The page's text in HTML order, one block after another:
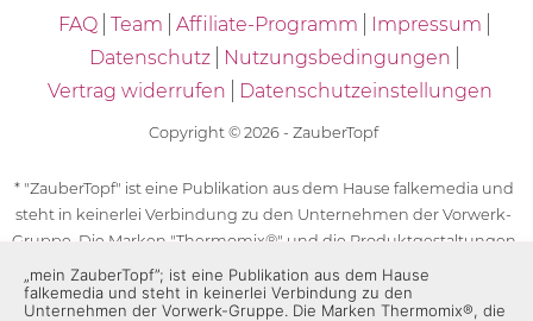
FAQ Team Affiliate-Programm
Impressum
Datenschutz
Nutzungsbedingungen
Vertrag widerrufen
Datenschutzeinstellungen
Copyright © 2026 - ZauberTopf
* "ZauberTopf" ist eine Publikation aus dem Hause falkemedia und
steht in keinerlei Verbindung zu den Unternehmen der Vorwerk-
Gruppe. Die Marken "Thermomix®" und die Produktgestaltungen
des "Thermomix®" sind eingetragene Marken der Unternehmen
der Vorwerk-Gruppe. Die Marken Thermomix®, die Zeichen TM5®,
„mein ZauberTopf”; ist eine Publikation aus dem Hause
falkemedia und steht in keinerlei Verbindung zu den
Unternehmen der Vorwerk-Gruppe. Die Marken Thermomix®, die